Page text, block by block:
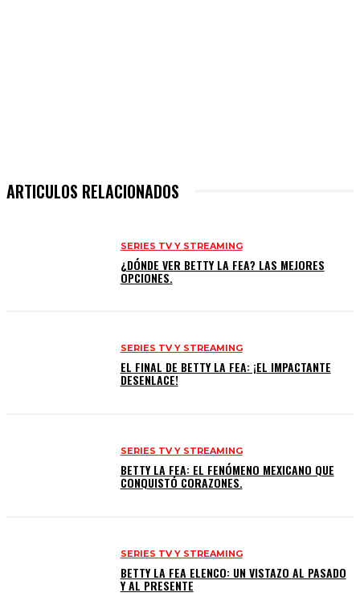
ARTICULOS RELACIONADOS
SERIES TV Y STREAMING
¿DÓNDE VER BETTY LA FEA? LAS MEJORES
OPCIONES.
SERIES TV Y STREAMING
EL FINAL DE BETTY LA FEA: ¡EL IMPACTANTE
DESENLACE!
SERIES TV Y STREAMING
BETTY LA FEA: EL FENÓMENO MEXICANO QUE
CONQUISTÓ CORAZONES.
SERIES TV Y STREAMING
BETTY LA FEA ELENCO: UN VISTAZO AL PASADO
Y AL PRESENTE